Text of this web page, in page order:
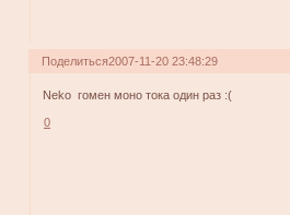
Поделиться2007-11-20 23:48:29
Neko гомен моно тока один раз :(
0